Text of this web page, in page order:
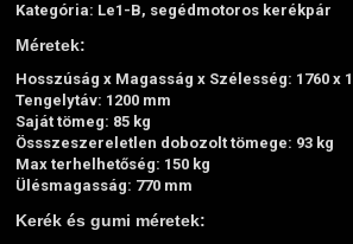
Kategória: Le1-B, segédmotoros kerékpár
Méretek:
Hosszúság x Magasság x Szélesség: 1760 x
Tengelytáv: 1200 mm
Saját tömeg: 85 kg
Össszeszereletlen dobozolt tömege: 93 kg
Max terhelhetőség: 150 kg
Ülésmagasság: 770 mm
Kerék és gumi méretek: